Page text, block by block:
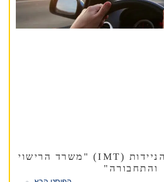
מכון התחבורה והניידות (IMT) "משרד הרישוי
והתחבורה"